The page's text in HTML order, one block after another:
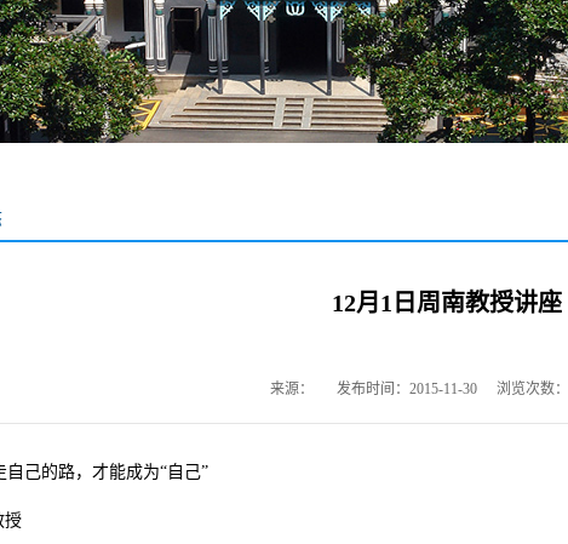
12月1日周南教授讲座
来源： 发布时间：2015-11-30 浏览次数：
自己的路，才能成为“自己”
授